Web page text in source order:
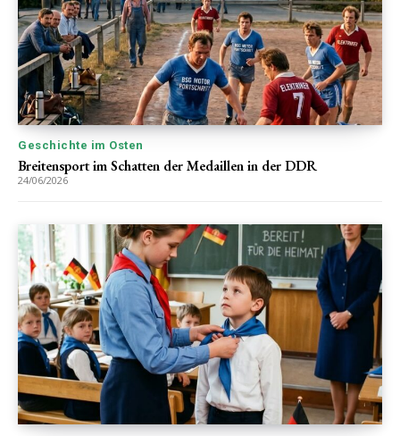
Geschichte im Osten
Breitensport im Schatten der Medaillen in der DDR
24/06/2026